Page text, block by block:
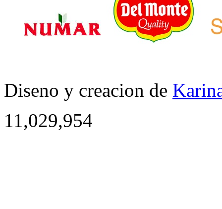
Diseno y creacion de
11,029,954